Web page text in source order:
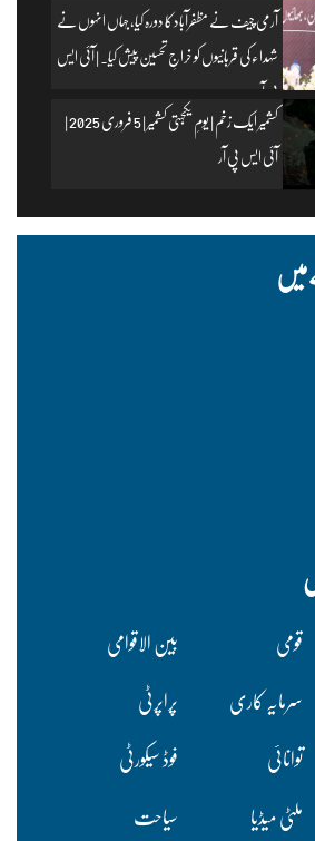
آرمی چیف نے مظفرآباد کا دورہ کیا، جہاں انہوں نے
شہداء کی قربانیوں کو خراجِ تحسین پیش کیا۔ | آئی ایس
پی آر
کشمیر ایک زخم | یومِ یکجہتی کشمیر | 5 فروری 2025 |
آئی ایس پی آر
قومی
بین الاقوامی
سرمایہ کاری
پراپرٹی
توانائی
فوڈ سیکورٹی
ملٹی میڈیا سیاحت